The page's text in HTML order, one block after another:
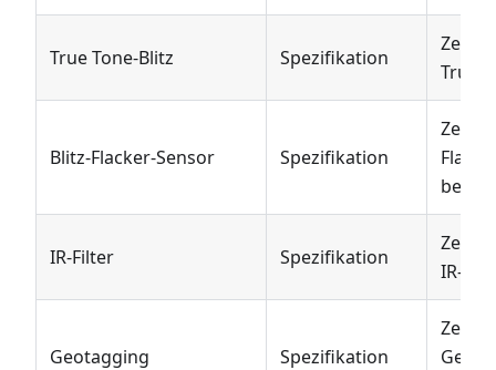
True Tone-Blitz Spezifikation
Zeigt
True
Blitz-Flacker-Sensor Spezifikation
Zeigt
IR-Filter Spezifikation
Zeigt
IR-
Geotagging Spezifikation
Zeigt